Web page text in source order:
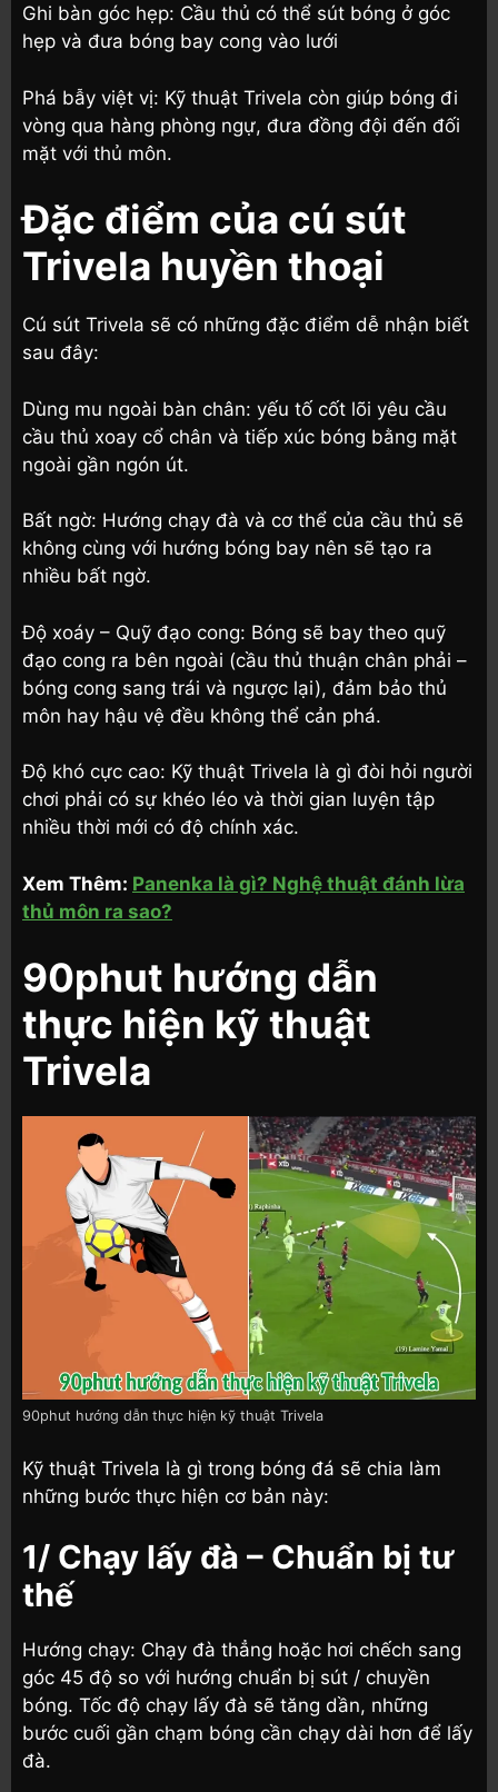
Ghi bàn góc hẹp: Cầu thủ có thể sút bóng ở góc
hẹp và đưa bóng bay cong vào lưới
Phá bẫy việt vị: Kỹ thuật Trivela còn giúp bóng đi
vòng qua hàng phòng ngự, đưa đồng đội đến đối
mặt với thủ môn.
Đặc điểm của cú sút
Trivela huyền thoại
Cú sút Trivela sẽ có những đặc điểm dễ nhận biết
sau đây:
Dùng mu ngoài bàn chân: yếu tố cốt lõi yêu cầu
cầu thủ xoay cổ chân và tiếp xúc bóng bằng mặt
ngoài gần ngón út.
Bất ngờ: Hướng chạy đà và cơ thể của cầu thủ sẽ
không cùng với hướng bóng bay nên sẽ tạo ra
nhiều bất ngờ.
Độ xoáy – Quỹ đạo cong: Bóng sẽ bay theo quỹ
đạo cong ra bên ngoài (cầu thủ thuận chân phải –
bóng cong sang trái và ngược lại), đảm bảo thủ
môn hay hậu vệ đều không thể cản phá.
Độ khó cực cao: Kỹ thuật Trivela là gì đòi hỏi người
chơi phải có sự khéo léo và thời gian luyện tập
nhiều thời mới có độ chính xác.
Xem Thêm: Panenka là gì? Nghệ thuật đánh lừa
thủ môn ra sao?
90phut hướng dẫn
thực hiện kỹ thuật
Trivela
90phut hướng dẫn thực hiện kỹ thuật Trivela
Kỹ thuật Trivela là gì trong bóng đá sẽ chia làm
những bước thực hiện cơ bản này:
1/ Chạy lấy đà – Chuẩn bị tư
thế
Hướng chạy: Chạy đà thẳng hoặc hơi chếch sang
góc 45 độ so với hướng chuẩn bị sút / chuyền
bóng. Tốc độ chạy lấy đà sẽ tăng dần, những
bước cuối gần chạm bóng cần chạy dài hơn để lấy
đà.